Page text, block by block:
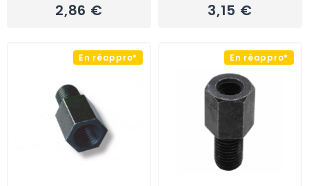
2,86 € 3,15 €
En réappro* En réappro*